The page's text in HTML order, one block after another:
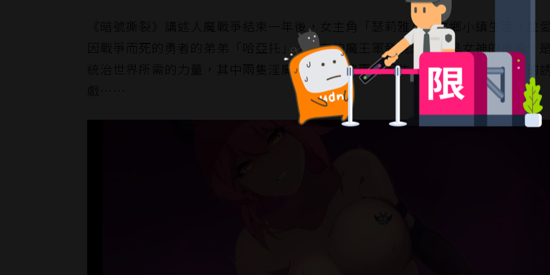
《暗號撕裂》講述人魔戰爭結束一年後，女主角「瑟莉雅」在故鄉小鎮生活，並
因戰爭而死的勇者的弟弟「哈亞托」。殘存的魔王軍發現瑟莉雅是女神的後裔，
統治世界所需的力量，其中兩隻淫魔施展結界將兩人困住，開始了讓他們墮落的
戲……